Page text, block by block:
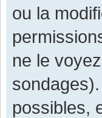
ou la
ne le
possibles,